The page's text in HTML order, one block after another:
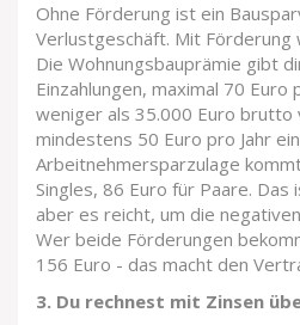
Ohne Förderung ist ein
Verlustgeschäft. Mit Förderung
Die Wohnungsbauprämie gibt
Einzahlungen, maximal 70 Euro
weniger als 35.000 Euro brutto
mindestens 50 Euro pro Jahr
Arbeitnehmersparzulage
Singles, 86 Euro für Paare.
aber es reicht, um die
Wer beide Förderungen
156 Euro - das macht den
3. Du rechnest mit Zinsen